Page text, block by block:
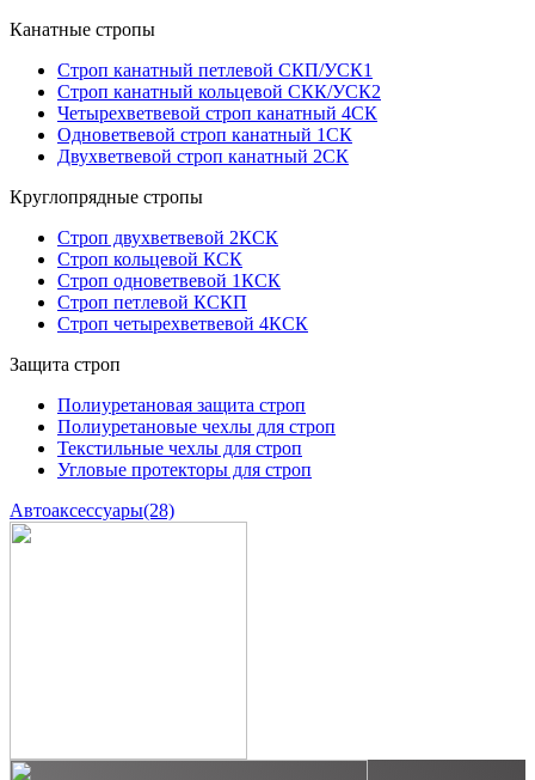
Канатные стропы
Строп канатный петлевой СКП/УСК1
Строп канатный кольцевой СКК/УСК2
Четырехветвевой строп канатный 4СК
Одноветвевой строп канатный 1СК
Двухветвевой строп канатный 2СК
Круглопрядные стропы
Строп двухветвевой 2КСК
Строп кольцевой КСК
Строп одноветвевой 1КСК
Строп петлевой КСКП
Строп четырехветвевой 4КСК
Защита строп
Полиуретановая защита строп
Полиуретановые чехлы для строп
Текстильные чехлы для строп
Угловые протекторы для строп
Автоаксессуары(28)